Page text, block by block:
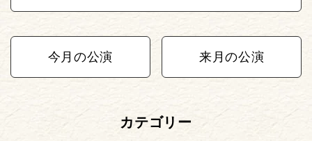
今月の公演 来月の公演
カテゴリー